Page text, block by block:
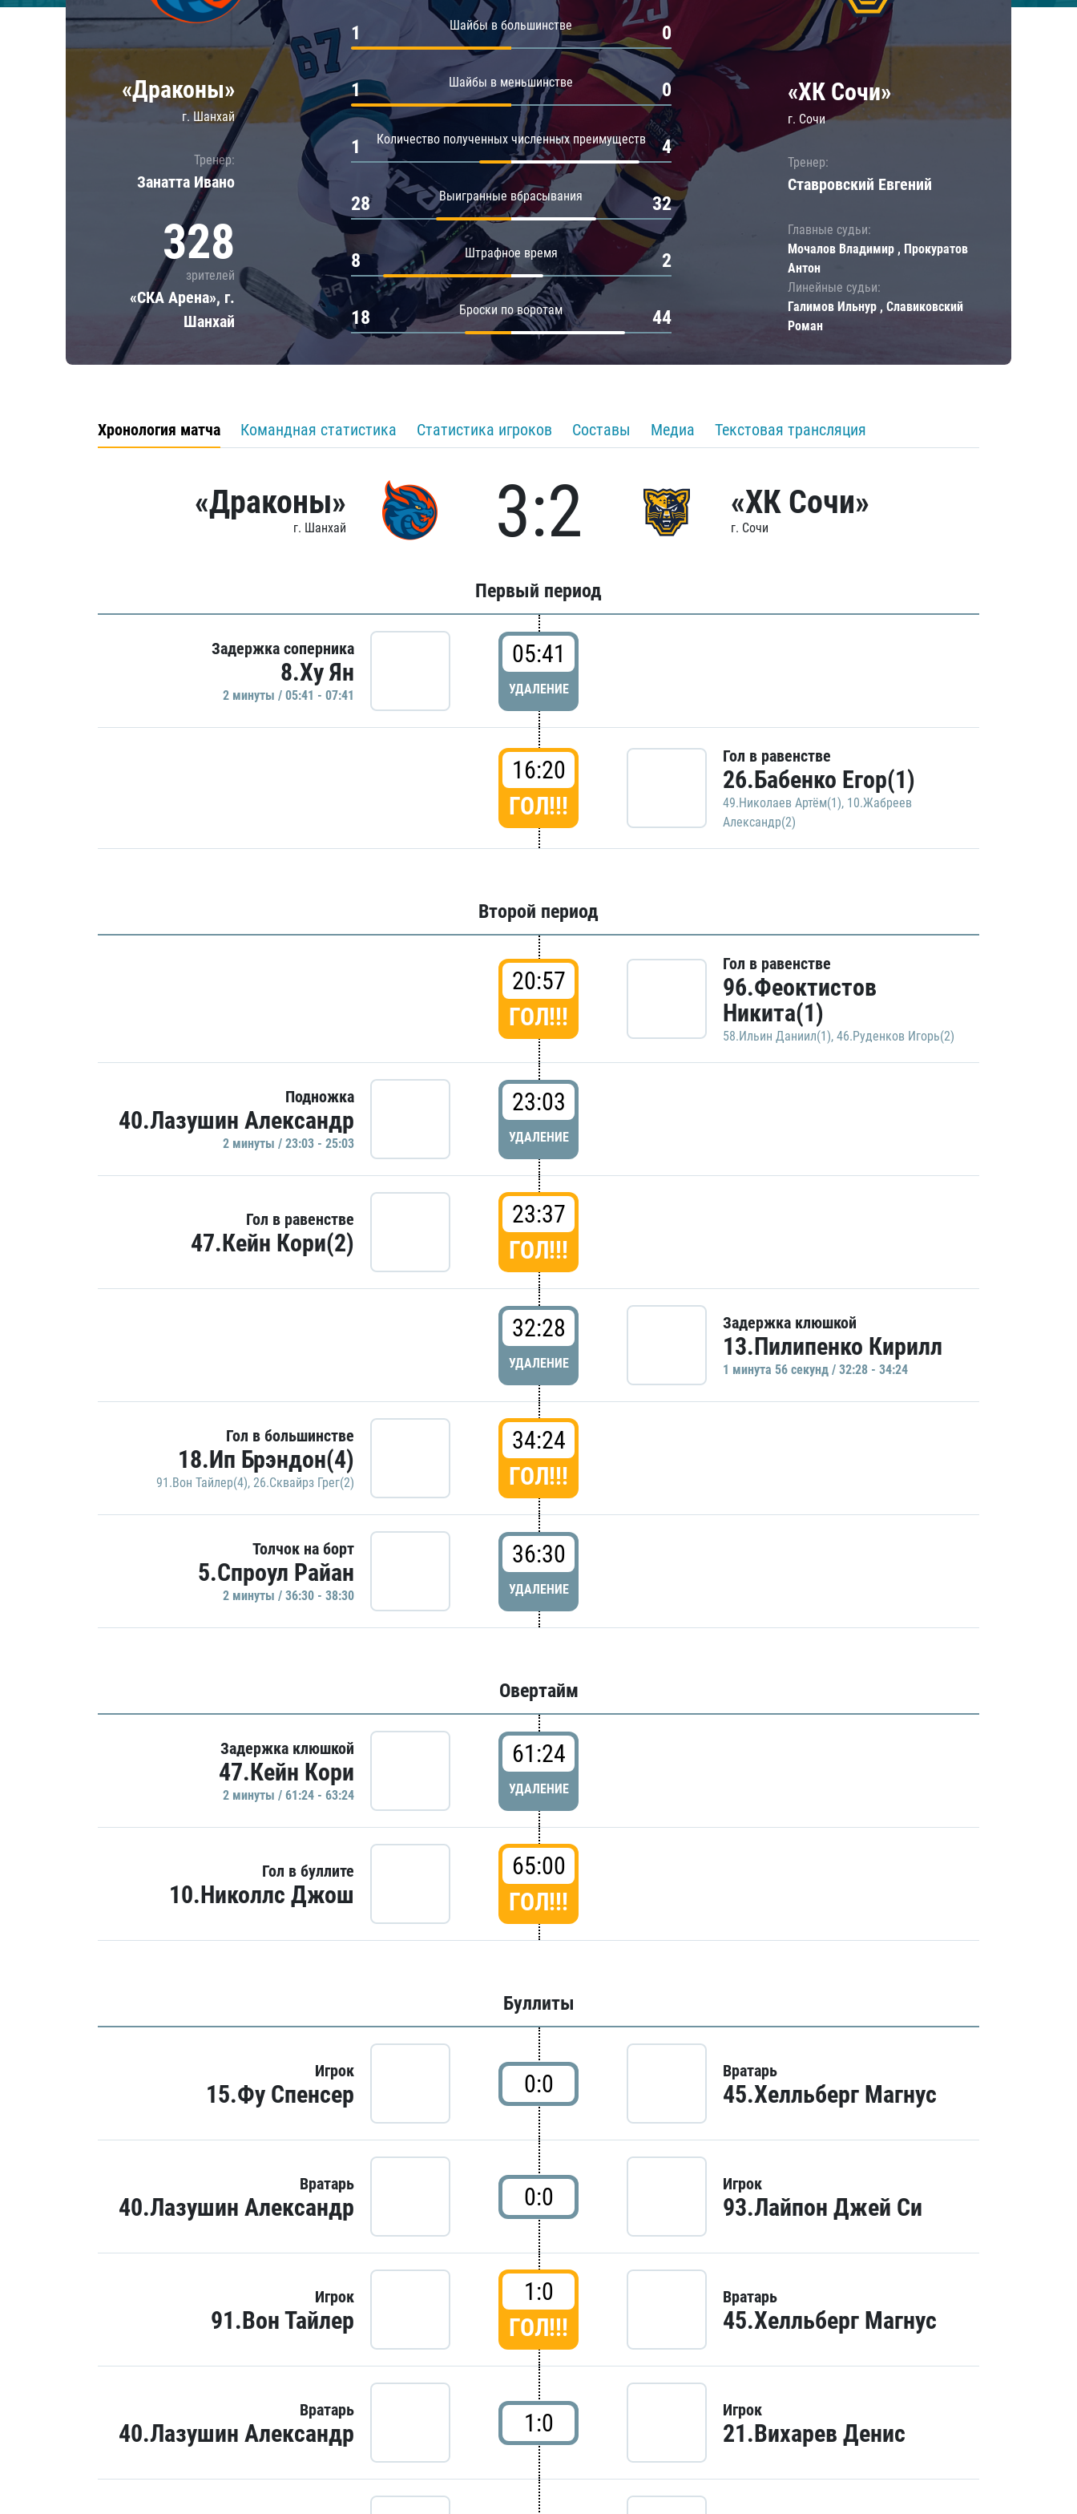
Локомотив
Шанхайские Драконы
Амур
Барыс
Салават Юлаев
«Драконы»
г. Шанхай
Тренер:
Занатта Иванo
328
зрителей
«СКА Арена», г.
Шанхай
Шайбы в большинстве
1 0
Шайбы в меньшинстве
1 0
Количество полученных численных преимуществ
1 4
Выигранные вбрасывания
28 32
Штрафное время
8 2
Броски по воротам
18 44
«ХК Сочи»
г. Сочи
Тренер:
Ставровский Евгений
Главные судьи:
Мочалов Владимир , Прокуратов
Антон
Линейные судьи:
Галимов Ильнур , Славиковский
Роман
Хронология матча Командная статистика Статистика игроков Составы Медиа Текстовая трансляция
«Драконы»
г. Шанхай 3:2 «ХК Сочи»
г. Сочи
Первый период
Задержка соперника
8.Ху Ян
2 минуты / 05:41 - 07:41
05:41
УДАЛЕНИЕ
16:20
ГОЛ!!!
Гол в равенстве
26.Бабенко Егор(1)
49.Николаев Артём(1), 10.Жабреев
Александр(2)
Второй период
20:57
ГОЛ!!!
Гол в равенстве
96.Феоктистов
Никита(1)
58.Ильин Даниил(1), 46.Руденков Игорь(2)
Подножка
40.Лазушин Александр
2 минуты / 23:03 - 25:03
23:03
УДАЛЕНИЕ
Гол в равенстве
47.Кейн Кори(2)
23:37
ГОЛ!!!
32:28
УДАЛЕНИЕ
Задержка клюшкой
13.Пилипенко Кирилл
1 минутa 56 секунд / 32:28 - 34:24
Гол в большинстве
18.Ип Брэндон(4)
91.Вон Тайлер(4), 26.Сквайрз Грег(2)
34:24
ГОЛ!!!
Толчок на борт
5.Спроул Райан
2 минуты / 36:30 - 38:30
36:30
УДАЛЕНИЕ
Овертайм
Задержка клюшкой
47.Кейн Кори
2 минуты / 61:24 - 63:24
61:24
УДАЛЕНИЕ
Гол в буллите
10.Николлс Джош
65:00
ГОЛ!!!
Буллиты
Игрок
15.Фу Спенсер 0:0 Вратарь
45.Хелльберг Магнус
Вратарь
40.Лазушин Александр 0:0 Игрок
93.Лайпон Джей Си
Игрок
91.Вон Тайлер
1:0
ГОЛ!!!
Вратарь
45.Хелльберг Магнус
Вратарь
40.Лазушин Александр 1:0 Игрок
21.Вихарев Денис